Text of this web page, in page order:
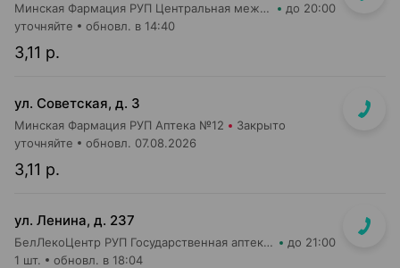
Минская Фармация РУП Центральная межрайонная аптека №80 до 20:00
3,11 р.
уточняйте обновл. в 14:40
ул. Советская, д. 3
Минская Фармация РУП Аптека №12 Закрыто
3,11 р.
уточняйте обновл. 07.08.2026
ул. Ленина, д. 237
БелЛекоЦентр РУП Государственная аптека №47 до 21:00
1 шт. обновл. в 18:04